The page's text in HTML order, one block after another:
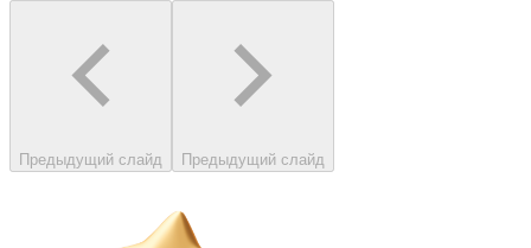
Предыдущий слайд Предыдущий слайд